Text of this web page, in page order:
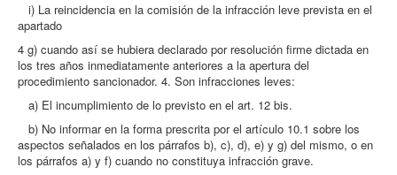
i) La reincidencia en la comisión de la infracción leve prevista en el
apartado
4 g) cuando así se hubiera declarado por resolución firme dictada en
los tres años inmediatamente anteriores a la apertura del
procedimiento sancionador. 4. Son infracciones leves:
a) El incumplimiento de lo previsto en el art. 12 bis.
b) No informar en la forma prescrita por el artículo 10.1 sobre los
aspectos señalados en los párrafos b), c), d), e) y g) del mismo, o en
los párrafos a) y f) cuando no constituya infracción grave.